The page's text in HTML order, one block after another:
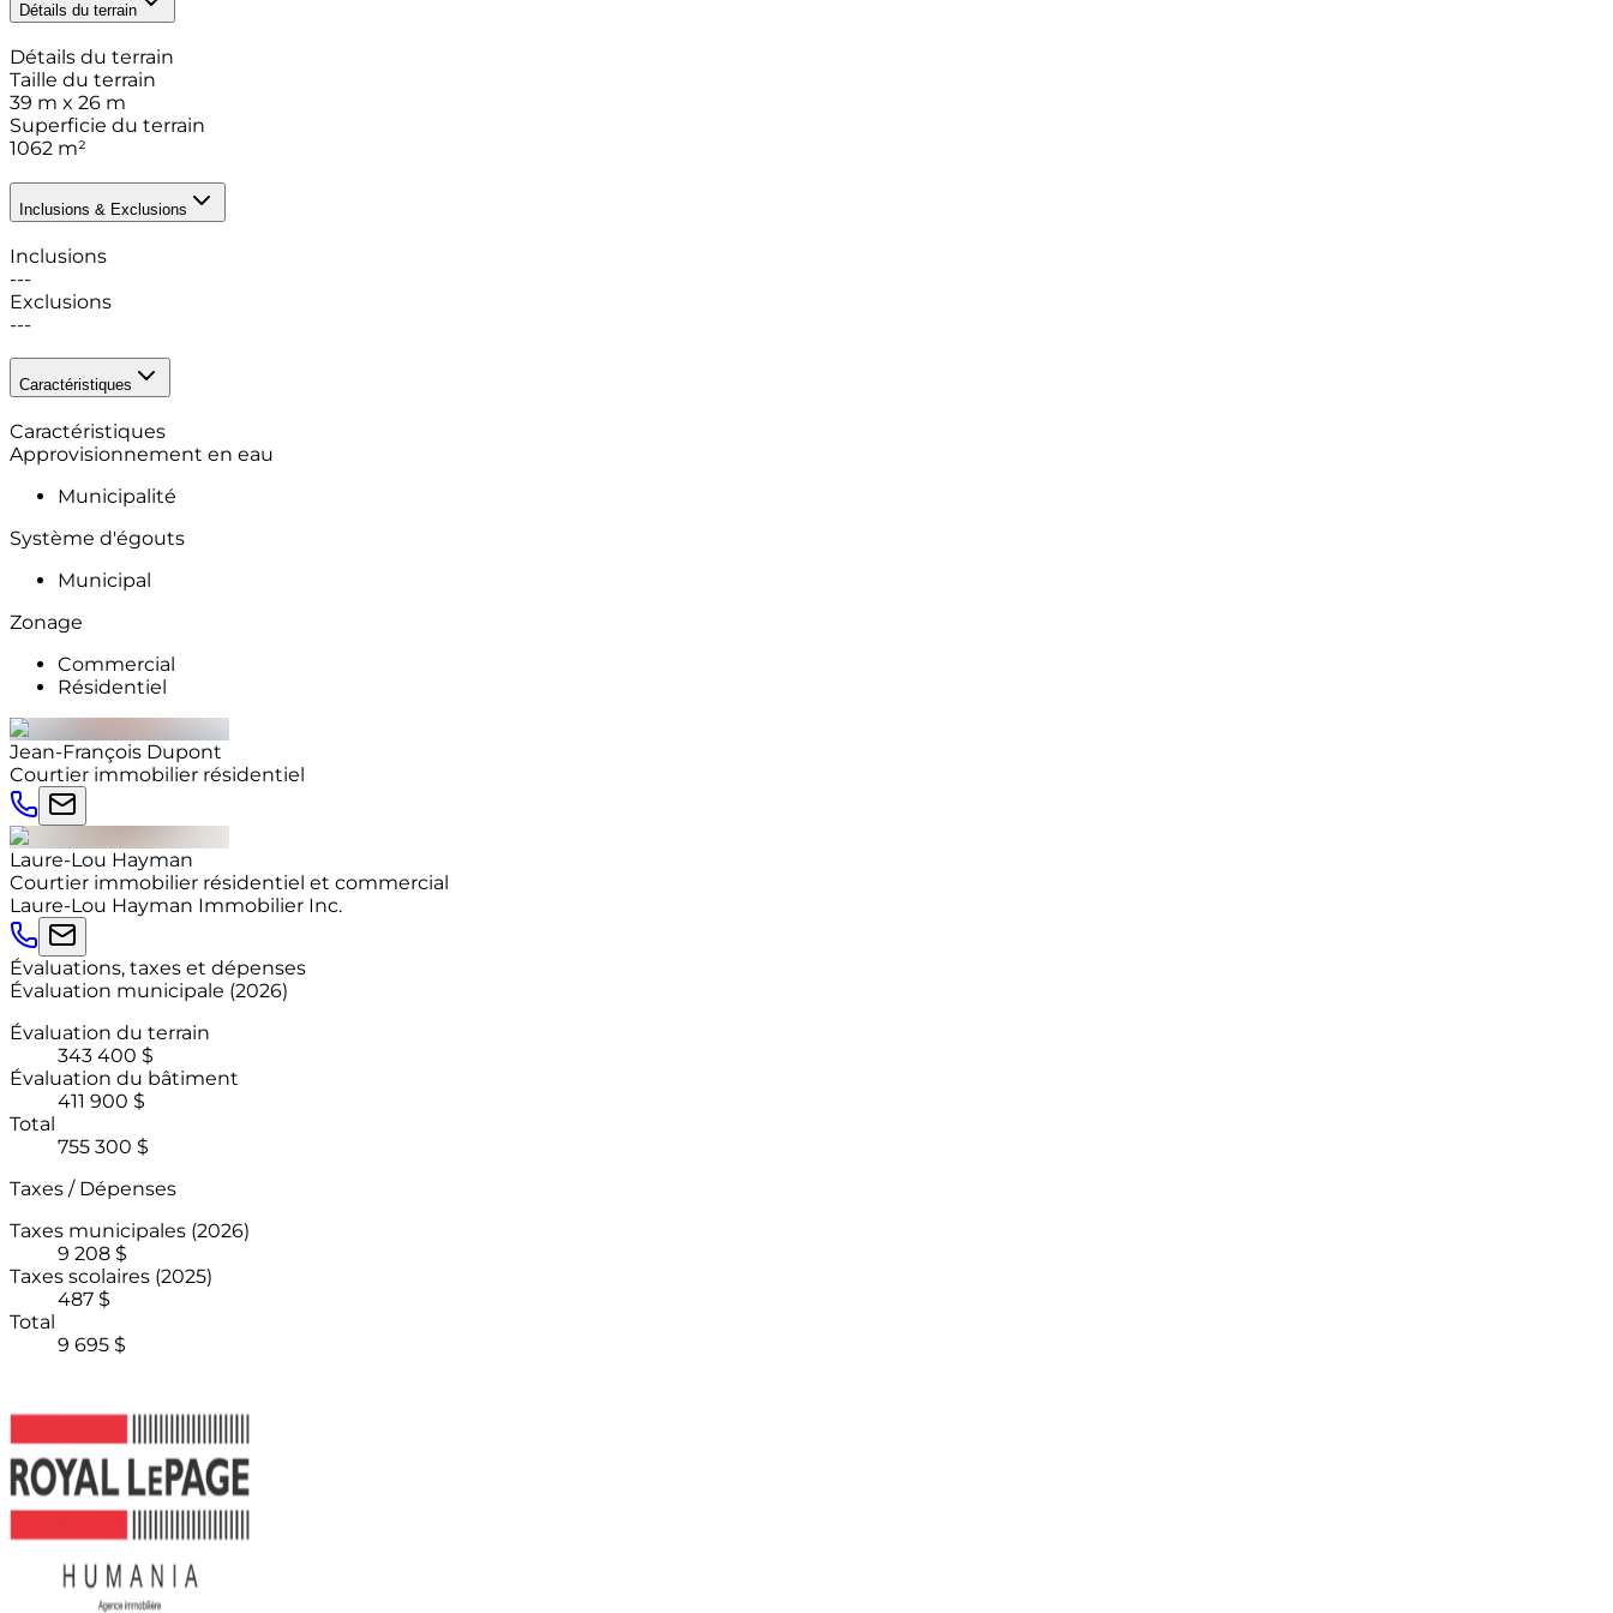
Détails du terrain
Détails du terrain
Taille du terrain
39 m x 26 m
Superficie du terrain
1062 m²
Inclusions & Exclusions
Inclusions
---
Exclusions
---
Caractéristiques
Caractéristiques
Approvisionnement en eau
Municipalité
Système d'égouts
Municipal
Zonage
Commercial
Résidentiel
Jean-François Dupont
Courtier immobilier résidentiel
Laure-Lou Hayman
Courtier immobilier résidentiel et commercial
Laure-Lou Hayman Immobilier Inc.
Évaluations, taxes et dépenses
Évaluation municipale (2026)
Évaluation du terrain
343 400 $
Évaluation du bâtiment
411 900 $
Total
755 300 $
Taxes / Dépenses
Taxes municipales (2026)
9 208 $
Taxes scolaires (2025)
487 $
Total
9 695 $